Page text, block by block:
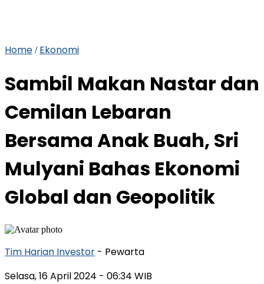
Home / Ekonomi
Sambil Makan Nastar dan
Cemilan Lebaran
Bersama Anak Buah, Sri
Mulyani Bahas Ekonomi
Global dan Geopolitik
Tim Harian Investor - Pewarta
Selasa, 16 April 2024 - 06:34 WIB